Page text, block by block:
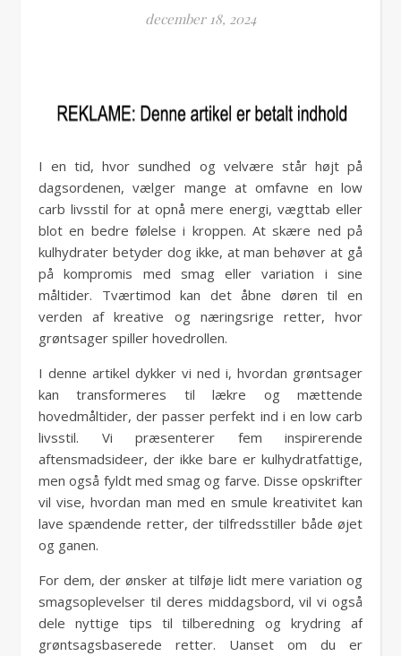
december 18, 2024
I en tid, hvor sundhed og velvære står højt på
dagsordenen, vælger mange at omfavne en low
carb livsstil for at opnå mere energi, vægttab eller
blot en bedre følelse i kroppen. At skære ned på
kulhydrater betyder dog ikke, at man behøver at gå
på kompromis med smag eller variation i sine
måltider. Tværtimod kan det åbne døren til en
verden af kreative og næringsrige retter, hvor
grøntsager spiller hovedrollen.
I denne artikel dykker vi ned i, hvordan grøntsager
kan transformeres til lækre og mættende
hovedmåltider, der passer perfekt ind i en low carb
livsstil. Vi præsenterer fem inspirerende
aftensmadsideer, der ikke bare er kulhydratfattige,
men også fyldt med smag og farve. Disse opskrifter
vil vise, hvordan man med en smule kreativitet kan
lave spændende retter, der tilfredsstiller både øjet
og ganen.
For dem, der ønsker at tilføje lidt mere variation og
smagsoplevelser til deres middagsbord, vil vi også
dele nyttige tips til tilberedning og krydring af
grøntsagsbaserede retter. Uanset om du er